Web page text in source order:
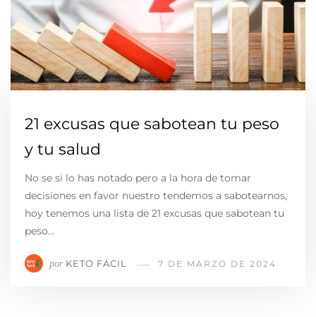
21 excusas que sabotean tu peso
y tu salud
No se si lo has notado pero a la hora de tomar
decisiones en favor nuestro tendemos a sabotearnos,
hoy tenemos una lista de 21 excusas que sabotean tu
peso…
por KETO FÁCIL 7 DE MARZO DE 2024